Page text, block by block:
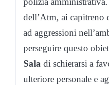
dell’Atm, ai capitreno
ad aggressioni
perseguire questo
Sala di schierarsi a
ulteriore personale e